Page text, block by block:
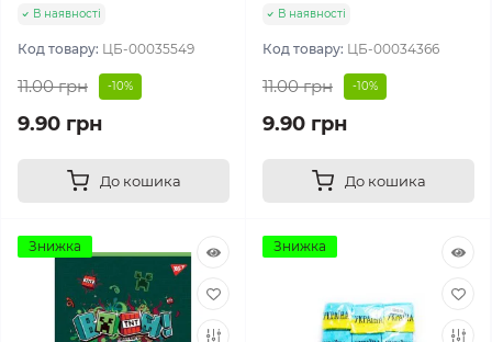
В наявності
Код товару: ЦБ-00035549
11.00 грн -10%
9.90 грн
До кошика
В наявності
Код товару: ЦБ-00034366
11.00 грн -10%
9.90 грн
До кошика
Знижка Знижка